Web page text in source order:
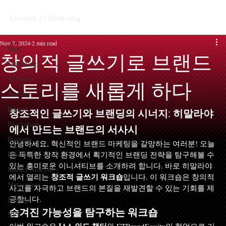
Blog
Marketing
AI News
Altcoin
Bitcoin
Blockchain
Business
Ethereum
Market Analysis
Metaverse
Mining
NFT
창의적 글쓰기로 브랜드
스토리를 새롭게 하다
Nov 7, 20242 min read
창조적인 글쓰기와 브랜딩의 시너지: 히말라야
에서 만드는 브랜드의 서사시
안녕하세요, 혁신적인 브랜드 마케팅을 갈망하는 여러분! 오늘
은 독특한 창작 환경에서 획기적인 브랜딩 전략을 탐구해볼 수
있는 흥미로운 이니셔티브를 소개하려 합니다. 바로 히말라야
에서 열리는 창조적 글쓰기 워크숍입니다. 이 워크숍은 창의적
사고를 자극하고 브랜드의 본질을 재발견할 수 있는 기회를 제
공합니다.
숨겨진 가능성을 탐구하는 워크숍